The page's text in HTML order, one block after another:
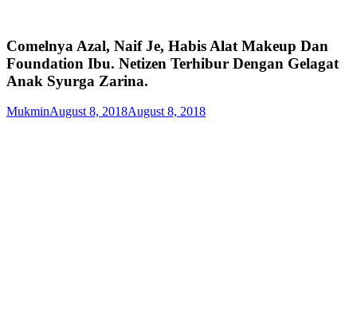
Comelnya Azal, Naif Je, Habis Alat Makeup Dan
Foundation Ibu. Netizen Terhibur Dengan Gelagat
Anak Syurga Zarina.
MukminAugust 8, 2018August 8, 2018